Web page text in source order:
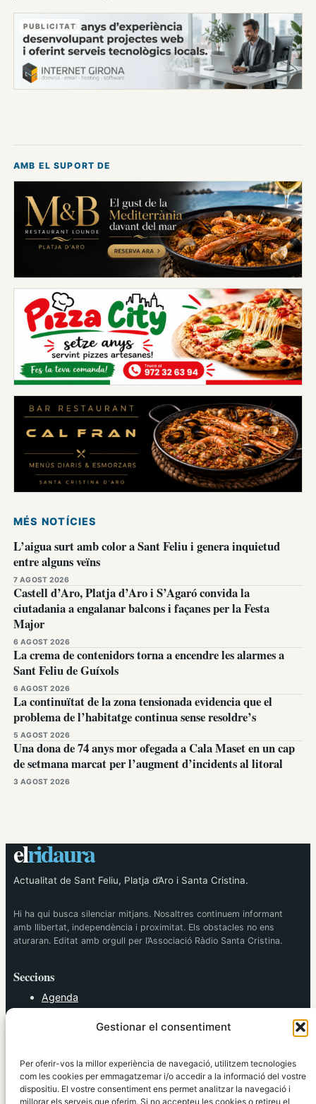
Gestionar el consentiment
Per oferir-vos la millor experiència de navegació, utilitzem tecnologies
com les cookies per emmagatzemar i/o accedir a la informació del vostre
dispositiu. El vostre consentiment ens permet analitzar la navegació i
millorar els serveis que oferim. Si no accepteu les cookies o retireu el
PUBLICITAT
AMB EL SUPORT DE
MÉS NOTÍCIES
L’aigua surt amb color a Sant Feliu i genera inquietud
entre alguns veïns
7 AGOST 2026
Castell d’Aro, Platja d’Aro i S’Agaró convida la
ciutadania a engalanar balcons i façanes per la Festa
Major
6 AGOST 2026
La crema de contenidors torna a encendre les alarmes a
Sant Feliu de Guíxols
6 AGOST 2026
La continuïtat de la zona tensionada evidencia que el
problema de l’habitatge continua sense resoldre’s
5 AGOST 2026
Una dona de 74 anys mor ofegada a Cala Maset en un cap
de setmana marcat per l’augment d’incidents al litoral
3 AGOST 2026
elridaura
Actualitat de Sant Feliu, Platja d’Aro i Santa Cristina.
Hi ha qui busca silenciar mitjans. Nosaltres continuem informant
amb llibertat, independència i proximitat. Els obstacles no ens
aturaran. Editat amb orgull per l’Associació Ràdio Santa Cristina.
Seccions
Agenda
Política
Societat
Tendències